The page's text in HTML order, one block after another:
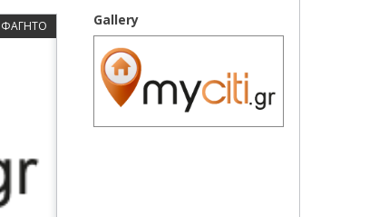
ΦΑΓΗΤΟ Gallery